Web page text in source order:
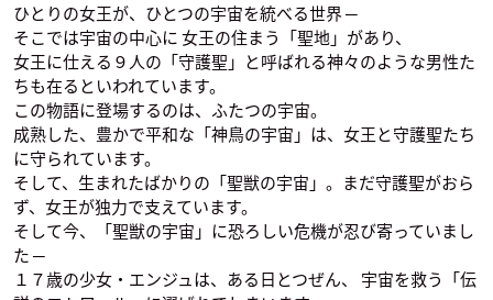
ひとりの女王が、ひとつの宇宙を統べる世界 ─
そこでは宇宙の中心に 女王の住まう「聖地」があり、
女王に仕える９人の「守護聖」と呼ばれる神々のような男性た
ちも在るといわれています。
この物語に登場するのは、ふたつの宇宙。
成熟した、豊かで平和な「神鳥の宇宙」は、女王と守護聖たち
に守られています。
そして、生まれたばかりの「聖獣の宇宙」。まだ守護聖がおら
ず、女王が独力で支えています。
そして今、「聖獣の宇宙」に恐ろしい危機が忍び寄っていまし
た ─
１７歳の少女・エンジュは、ある日とつぜん、 宇宙を救う「伝